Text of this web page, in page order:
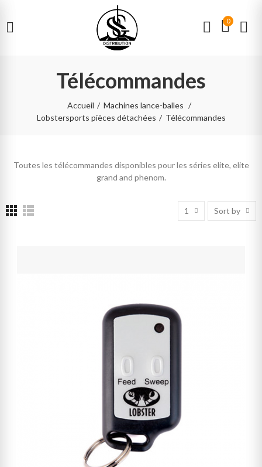
0
Télécommandes
Accueil
Machines lance-balles
Lobstersports pièces détachées
Télécommandes
Toutes les télécommandes disponibles pour les séries elite, elite
grand and phenom.
1 Sort by